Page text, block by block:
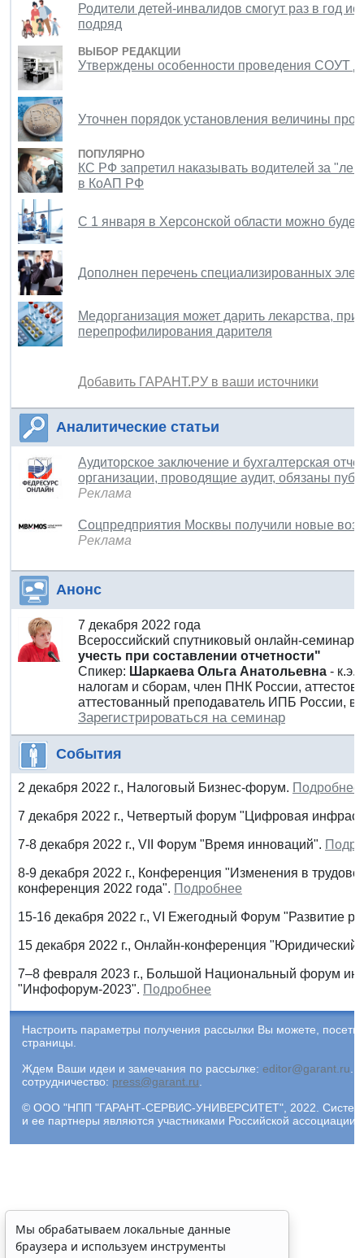
Родители детей-инвалидов смогут раз в год
подряд
ВЫБОР РЕДАКЦИИ
Утверждены особенности проведения СОУТ
Уточнен порядок установления величины
ПОПУЛЯРНО
КС РФ запретил наказывать водителей за
в КоАП РФ
С 1 января в Херсонской области можно
Дополнен перечень специализированных
Медорганизация может дарить лекарства,
перепрофилирования дарителя
Добавить ГАРАНТ.РУ в ваши источники
Аналитические статьи
Аудиторское заключение и бухгалтерская
организации, проводящие аудит, обязаны
Реклама
Соцпредприятия Москвы получили новые
Реклама
Анонс
7 декабря 2022 года
Всероссийский спутниковый онлайн-семинар
учесть при составлении отчетности"
Спикер: Шаркаева Ольга Анатольевна -
налогам и сборам, член ПНК России,
аттестованный преподаватель ИПБ России,
Зарегистрироваться на семинар
События
2 декабря 2022 г., Налоговый Бизнес-форум. Подробнее
7 декабря 2022 г., Четвертый форум "Цифровая
7-8 декабря 2022 г., VII Форум "Время инноваций".
8-9 декабря 2022 г., Конференция "Изменения в
конференция 2022 года". Подробнее
15-16 декабря 2022 г., VI Ежегодный Форум "Развитие
15 декабря 2022 г., Онлайн-конференция "Юридический
7–8 февраля 2023 г., Большой Национальный форум
"Инфофорум-2023". Подробнее
Настроить параметры получения рассылки Вы можете,
страницы.
Ждем Ваши идеи и замечания по рассылке: editor@garant.ru
сотрудничество: press@garant.ru
© ООО "НПП "ГАРАНТ-СЕРВИС-УНИВЕРСИТЕТ", 2022. Система
и ее партнеры являются участниками Российской
Мы обрабатываем локальные данные
браузера и используем инструменты